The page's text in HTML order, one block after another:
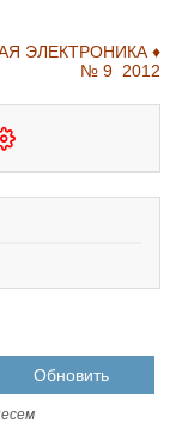
ЭЛЕКТРОНИКА ♦
№ 9 2012